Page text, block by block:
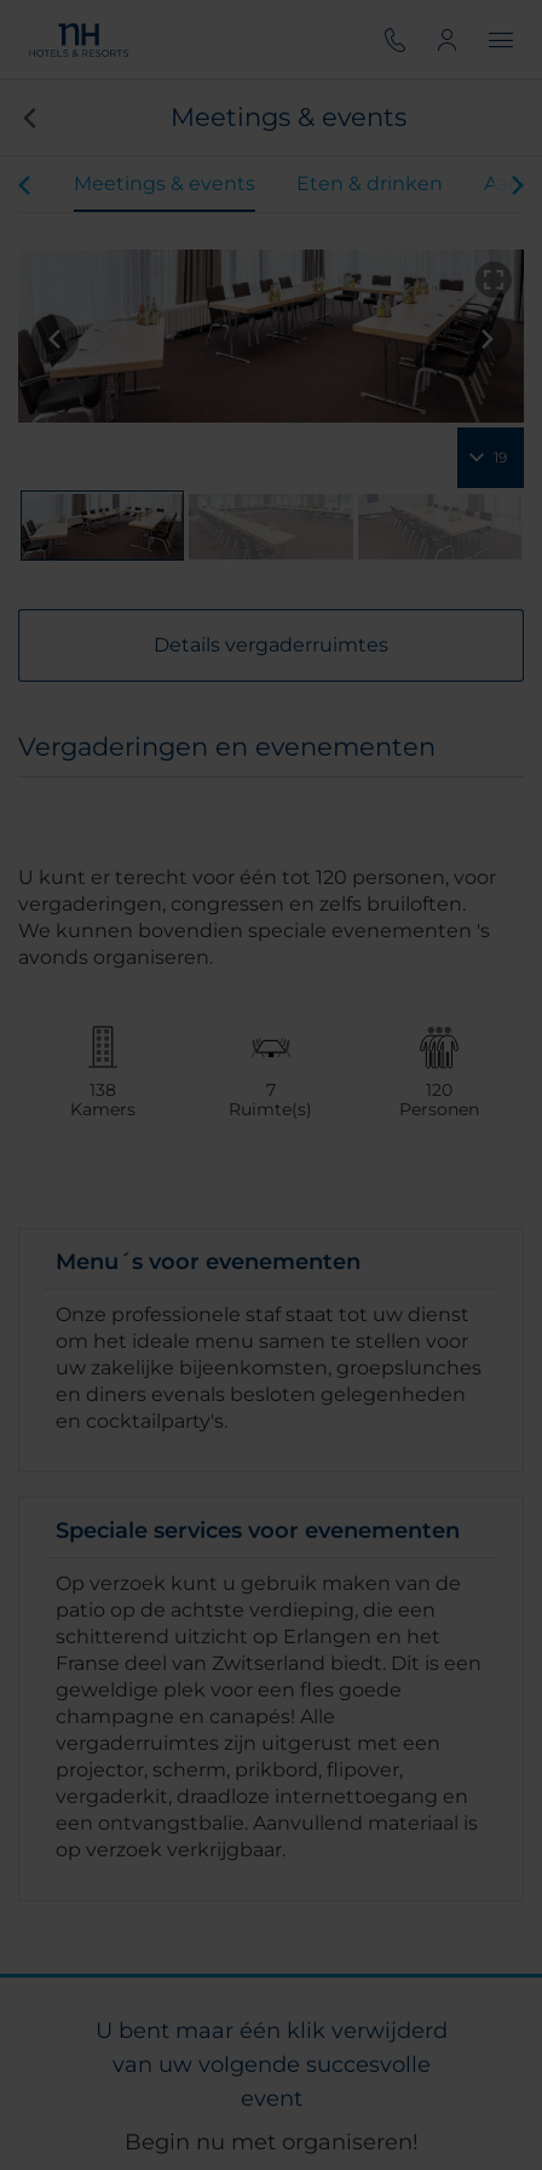
Meetings & events
Meetings & events Eten & drinken
19
Details vergaderruimtes
Vergaderingen en evenementen
U kunt er terecht voor één tot 120 personen, voor
vergaderingen, congressen en zelfs bruiloften.
We kunnen bovendien speciale evenementen 's
avonds organiseren.
138
Kamers
7
Ruimte(s)
120
Personen
Menu´s voor evenementen
Onze professionele staf staat tot uw dienst
om het ideale menu samen te stellen voor
uw zakelijke bijeenkomsten, groepslunches
en diners evenals besloten gelegenheden
en cocktailparty's.
Speciale services voor evenementen
Op verzoek kunt u gebruik maken van de
patio op de achtste verdieping, die een
schitterend uitzicht op Erlangen en het
Franse deel van Zwitserland biedt. Dit is een
geweldige plek voor een fles goede
champagne en canapés! Alle
vergaderruimtes zijn uitgerust met een
projector, scherm, prikbord, flipover,
vergaderkit, draadloze internettoegang en
een ontvangstbalie. Aanvullend materiaal is
op verzoek verkrijgbaar.
U bent maar één klik verwijderd
van uw volgende succesvolle
event
Begin nu met organiseren!